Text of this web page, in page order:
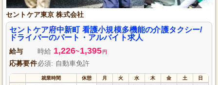
セントケア東京 株式会社
セントケア府中新町 看護小規模多機能の介護タクシー/
ドライバーのパート・アルバイト求人
給与 時給 1,226~1,395 円
応募要件必須: 自動車免許
就業時間 休憩 月 火 水 木 金 土 日